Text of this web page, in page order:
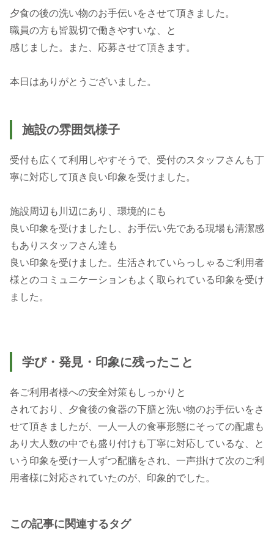
夕食の後の洗い物のお手伝いをさせて頂きました。
職員の方も皆親切で働きやすいな、と
感じました。また、応募させて頂きます。
本日はありがとうございました。
施設の雰囲気様子
受付も広くて利用しやすそうで、受付のスタッフさんも丁
寧に対応して頂き良い印象を受けました。
施設周辺も川辺にあり、環境的にも
良い印象を受けましたし、お手伝い先である現場も清潔感
もありスタッフさん達も
良い印象を受けました。生活されていらっしゃるご利用者
様とのコミュニケーションもよく取られている印象を受け
ました。
学び・発見・印象に残ったこと
各ご利用者様への安全対策もしっかりと
されており、夕食後の食器の下膳と洗い物のお手伝いをさ
せて頂きましたが、一人一人の食事形態にそっての配慮も
あり大人数の中でも盛り付けも丁寧に対応しているな、と
いう印象を受け一人ずつ配膳をされ、一声掛けて次のご利
用者様に対応されていたのが、印象的でした。
この記事に関連するタグ